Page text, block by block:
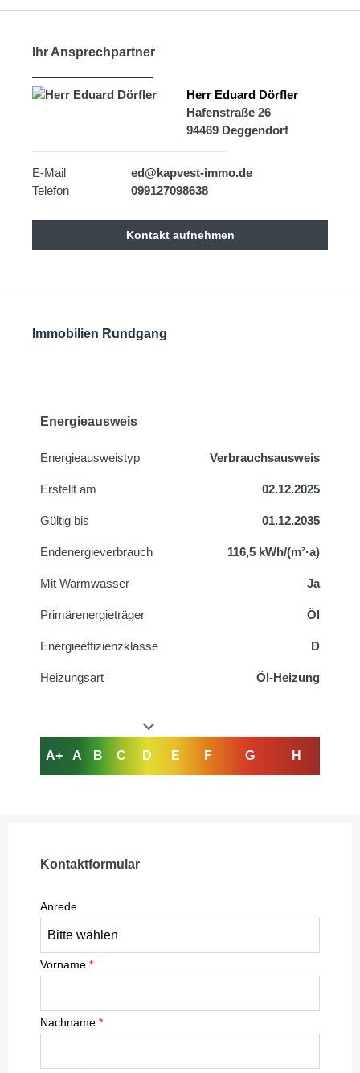
Ihr Ansprechpartner
Herr Eduard Dörfler
Hafenstraße 26
94469 Deggendorf
E-Mail
ed@kapvest-immo.de
Telefon
099127098638
Kontakt aufnehmen
Immobilien Rundgang
Energieausweis
Energie­ausweistyp Verbrauchsausweis
Erstellt am 02.12.2025
Gültig bis 01.12.2035
Endenergieverbrauch 116,5 kWh/(m²·a)
Mit Warmwasser Ja
Primärenergieträger Öl
Energieeffizienzklasse D
Heizungsart Öl-Heizung
A+ A B C D E F G H
Kontaktformular
Anrede
Vorname *
Nachname *